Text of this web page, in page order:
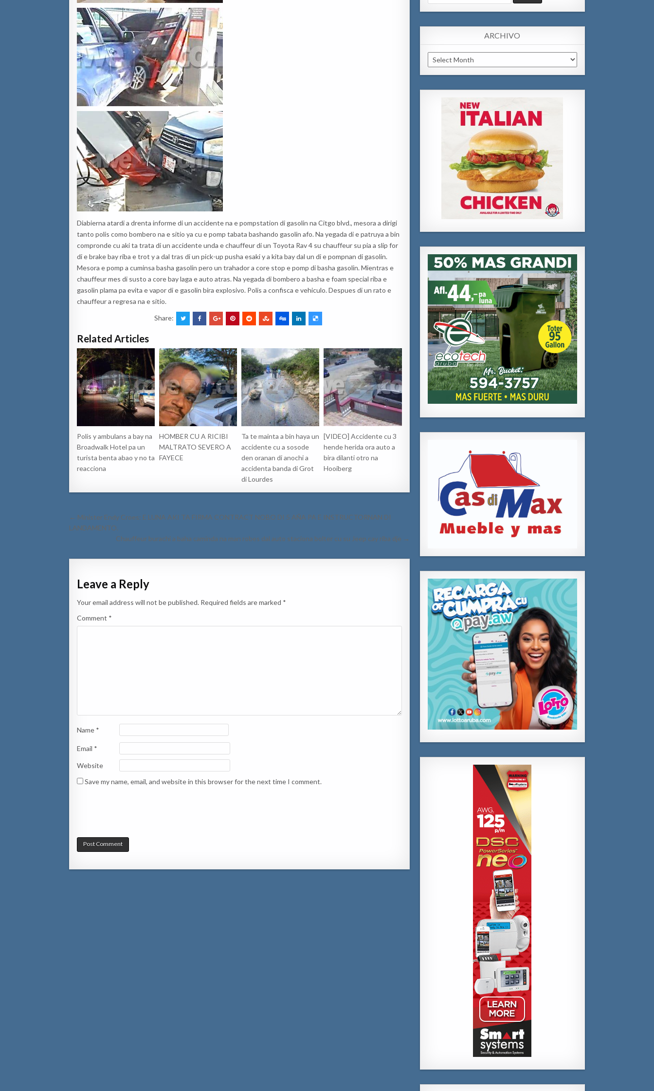
Diabierna atardi a drenta informe di un accidente na e pompstation di gasolin na Citgo blvd., mesora a dirigi
tanto polis como bombero na e sitio ya cu e pomp tabata bashando gasolin afo. Na yegada di e patruya a bin
compronde cu aki ta trata di un accidente unda e chauffeur di un Toyota Rav 4 su chauffeur su pia a slip for
di e brake bay riba e trot y a dal tras di un pick-up pusha esaki y a kita bay dal un di e pompnan di gasolin.
Mesora e pomp a cuminsa basha gasolin pero un trahador a core stop e pomp di basha gasolin. Mientras e
chauffeur mes di susto a core bay laga e auto atras. Na yegada di bombero a basha e foam special riba e
gasolin plama pa evita e vapor di e gasolin bira explosivo. Polis a confisca e vehiculo. Despues di un rato e
chauffeur a regresa na e sitio.
Share:
Related Articles
Polis y ambulans a bay na
Broadwalk Hotel pa un
turista benta abao y no ta
reacciona
HOMBER CU A RICIBI
MALTRATO SEVERO A
FAYECE
Ta te mainta a bin haya un
accidente cu a sosode
den oranan di anochi a
accidenta banda di Grot
di Lourdes
[VIDEO] Accidente cu 3
hende herida ora auto a
bira dilanti otro na
Hooiberg
Post
navigation
← Minister Endy Croes: E LUNA AKI TA FIRMA CONTRACT NOBO DI 5 AÑA PA E INSTRUCTORNAN DI
LANDAMENTO.
Chauffeur burachi a baha caminda na man robes dal auto staciona bolter cu su Jeep cay riba dje →
Leave a Reply
Your email address will not be published. Required fields are marked *
Comment *
Name *
Email *
Website
Save my name, email, and website in this browser for the next time I comment.
for:
ARCHIVO
Archivo